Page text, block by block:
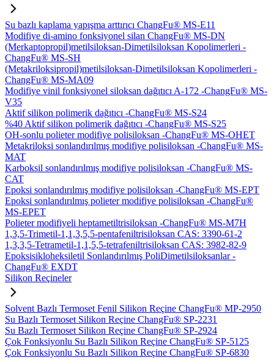
Su bazlı kaplama yapışma arttırıcı ChangFu® MS-E11
Modifiye di-amino fonksiyonel silan ChangFu® MS-DN
(Merkaptopropil)metilsiloksan-Dimetilsiloksan Kopolimerleri -
ChangFu® MS-SH
(Metakriloksipropil)metilsiloksan-Dimetilsiloksan Kopolimerleri -
ChangFu® MS-MA09
Modifiye vinil fonksiyonel siloksan dağıtıcı A-172 -ChangFu® MS-
V35
Aktif silikon polimerik dağıtıcı -ChangFu® MS-S24
%40 Aktif silikon polimerik dağıtıcı -ChangFu® MS-S25
OH-sonlu polieter modifiye polisiloksan -ChangFu® MS-OHET
Metakriloksi sonlandırılmış modifiye polisiloksan -ChangFu® MS-
MAT
Karboksil sonlandırılmış modifiye polisiloksan -ChangFu® MS-
CAT
Epoksi sonlandırılmış modifiye polisiloksan -ChangFu® MS-EPT
Epoksi sonlandırılmış polieter modifiye polisiloksan -ChangFu®
MS-EPET
Polieter modifiyeli heptametiltrisiloksan -ChangFu® MS-M7H
1,3,5-Trimetil-1,1,3,5,5-pentafeniltrisiloksan CAS: 3390-61-2
1,3,3,5-Tetrametil-1,1,5,5-tetrafeniltrisiloksan CAS: 3982-82-9
Epoksisikloheksiletil Sonlandırılmış PoliDimetilsiloksanlar -
ChangFu® EXDT
Silikon Reçineler
Solvent Bazlı Termoset Fenil Silikon Reçine ChangFu® MP-2950
Su Bazlı Termoset Silikon Reçine ChangFu® SP-2231
Su Bazlı Termoset Silikon Reçine ChangFu® SP-2924
Çok Fonksiyonlu Su Bazlı Silikon Reçine ChangFu® SP-5125
Çok Fonksiyonlu Su Bazlı Silikon Reçine ChangFu® SP-6830